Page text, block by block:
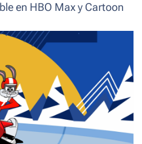
en HBO Max y Cartoon